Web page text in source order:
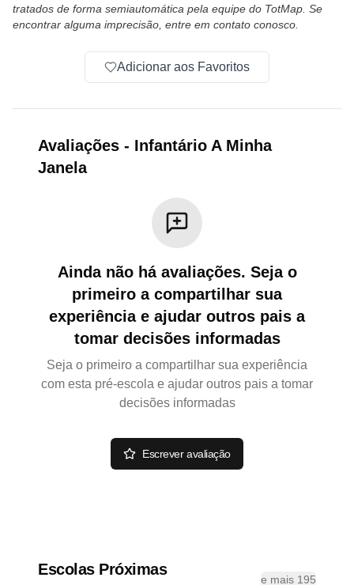
tratados de forma semiautomática pela equipe do TotMap. Se
encontrar alguma imprecisão, entre em contato conosco.
Adicionar aos Favoritos
Avaliações - Infantário A Minha
Janela
Ainda não há avaliações. Seja o
primeiro a compartilhar sua
experiência e ajudar outros pais a
tomar decisões informadas
Seja o primeiro a compartilhar sua experiência
com esta pré-escola e ajudar outros pais a tomar
decisões informadas
Escrever avaliação
Escolas Próximas
e mais 195